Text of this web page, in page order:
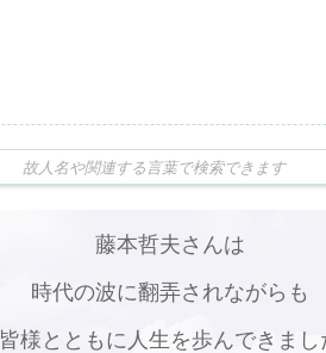
藤本哲夫さんは
時代の波に翻弄されながらも
皆様とともに人生を歩んできまし